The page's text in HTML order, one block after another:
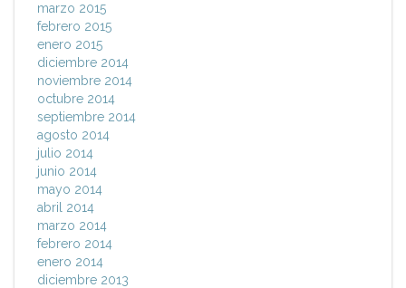
marzo 2015
febrero 2015
enero 2015
diciembre 2014
noviembre 2014
octubre 2014
septiembre 2014
agosto 2014
julio 2014
junio 2014
mayo 2014
abril 2014
marzo 2014
febrero 2014
enero 2014
diciembre 2013